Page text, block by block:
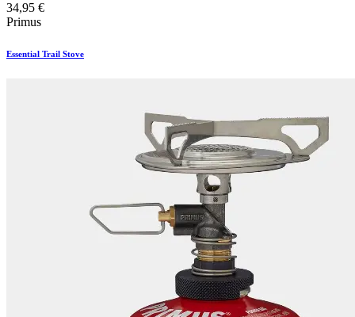
34,95 €
Primus
Essential Trail Stove